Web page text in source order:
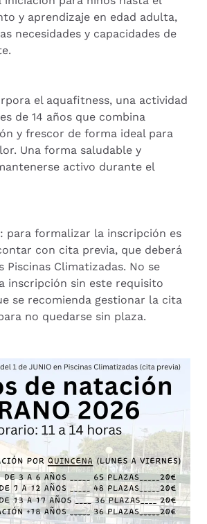
y aprendizaje en edad adulta,
necesidades y capacidades de
el aquafitness, una actividad
de 14 años que combina
y frescor de forma ideal para
Una forma saludable y
activo durante el
para formalizar la inscripción es
con cita previa, que deberá
Piscinas Climatizadas. No se
inscripción sin este requisito
se recomienda gestionar la cita
no quedarse sin plaza.